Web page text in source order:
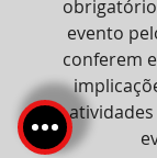
evento
conferem